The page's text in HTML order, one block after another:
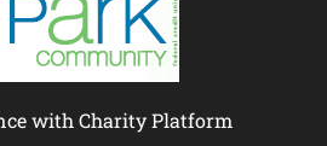
with Charity Platform